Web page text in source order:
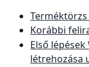
Korábbi
Első
létrehozása